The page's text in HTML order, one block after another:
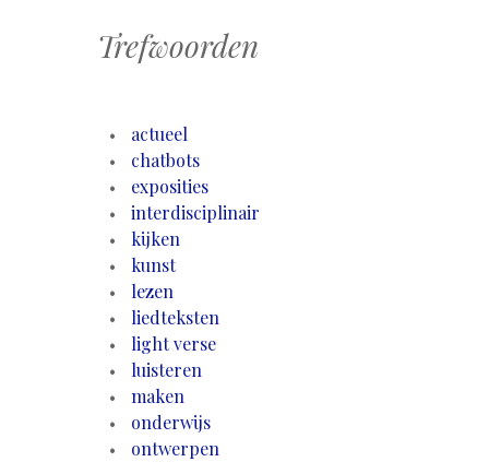
Trefwoorden
actueel
chatbots
exposities
interdisciplinair
kijken
kunst
lezen
liedteksten
light verse
luisteren
maken
onderwijs
ontwerpen